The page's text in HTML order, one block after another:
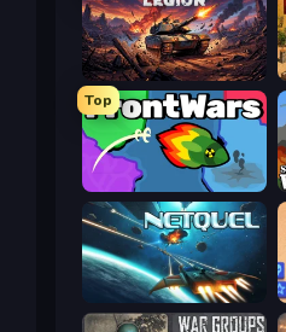
Iron Legion
Top
FrontWars.io
Netquel